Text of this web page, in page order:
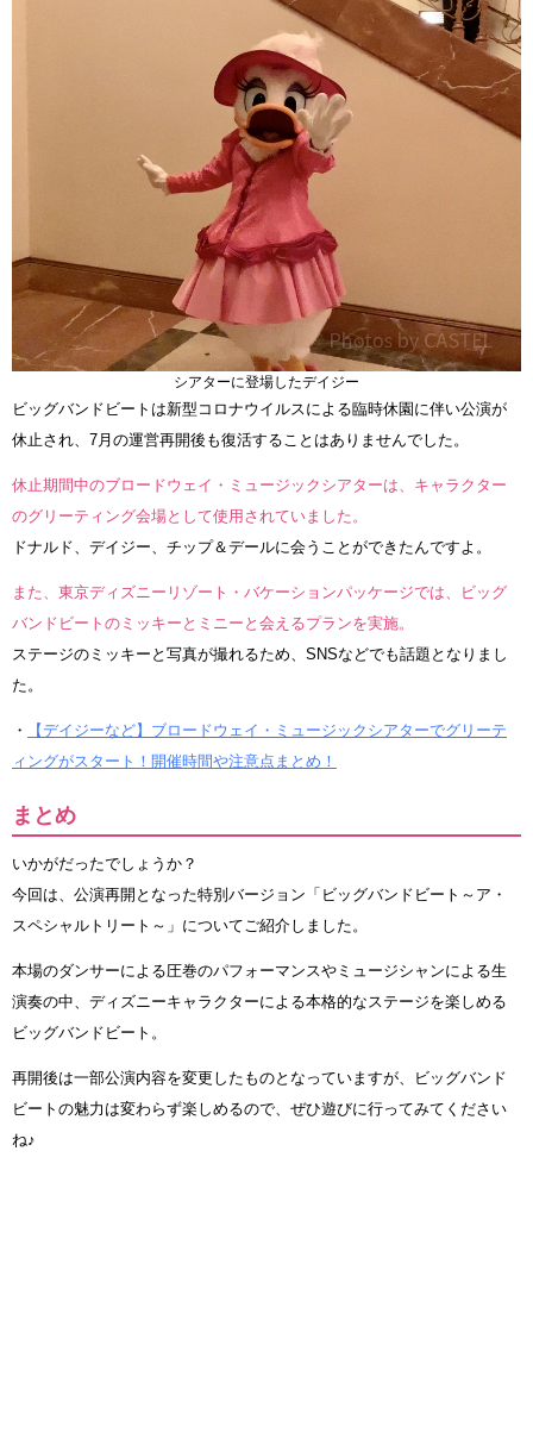
シアターに登場したデイジー
ビッグバンドビートは新型コロナウイルスによる臨時休園に伴い公演が
休止され、7月の運営再開後も復活することはありませんでした。
休止期間中のブロードウェイ・ミュージックシアターは、キャラクター
のグリーティング会場として使用されていました。
ドナルド、デイジー、チップ＆デールに会うことができたんですよ。
また、東京ディズニーリゾート・バケーションパッケージでは、ビッグ
バンドビートのミッキーとミニーと会えるプランを実施。
ステージのミッキーと写真が撮れるため、SNSなどでも話題となりまし
た。
・
【デイジーなど】ブロードウェイ・ミュージックシアターでグリーテ
ィングがスタート！開催時間や注意点まとめ！
まとめ
いかがだったでしょうか？
今回は、公演再開となった特別バージョン「ビッグバンドビート～ア・
スペシャルトリート～」についてご紹介しました。
本場のダンサーによる圧巻のパフォーマンスやミュージシャンによる生
演奏の中、ディズニーキャラクターによる本格的なステージを楽しめる
ビッグバンドビート。
再開後は一部公演内容を変更したものとなっていますが、ビッグバンド
ビートの魅力は変わらず楽しめるので、ぜひ遊びに行ってみてください
ね♪